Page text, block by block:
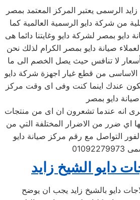
الرسمى يعتبر المركز المعتمد بمصر
من شركة دايو الرسمية العالمية كما
دايو بمصر لشركة دايو وغايتنا دائما هى
صيانة دايو بمصر الكرام لذلك نحن
لا تنافس حيث يصل الخصم الى ما
الثمن الاساسى من قطع غيار اجهزة شركة دايو
عندك اينما كنت وفى اى وقت مركز
صيانة دايو بمصر
انه عندما تشعرون ان اى من منتجات
اي ضرر من الاضرار المختلفة التي من
التواصل مع رقم مركز صيانة دايو
دايو الشيخ زايد
دايو بالشيخ زايد يجب ان يوضح